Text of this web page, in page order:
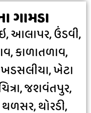
ગામડા
આલાપર, ઉંડવી,
કાળાતળાવ,
ખડસલીયા, ખેટા
જશવંતપુર,
થોરડી,